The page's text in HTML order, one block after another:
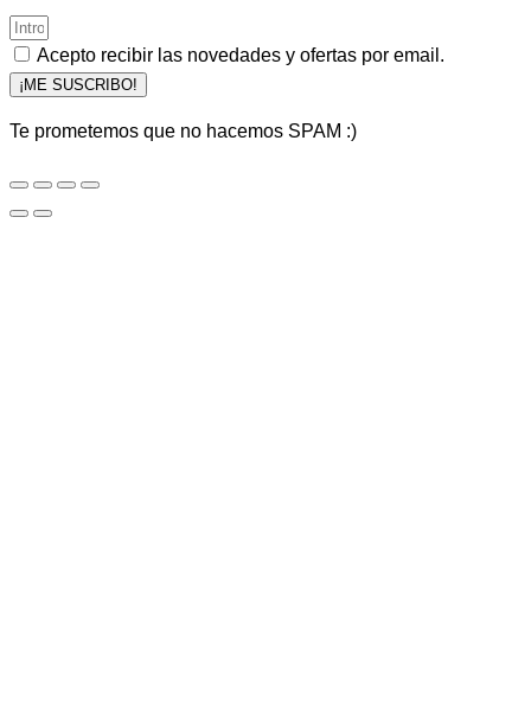
Acepto recibir las novedades y ofertas por email.
¡ME SUSCRIBO!
Te prometemos que no hacemos SPAM :)